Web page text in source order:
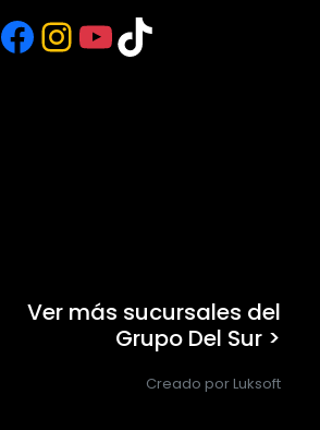
Facebook
Instagram
YouTube
TikTok
Ver más sucursales del
Grupo Del Sur >
Creado por Luksoft